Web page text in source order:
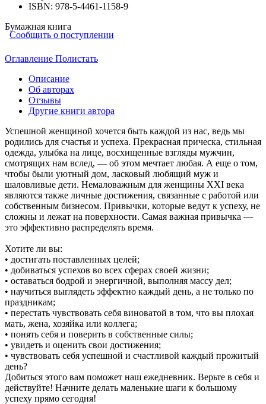
ISBN: 978-5-4461-1158-9
Бумажная книга
Сообщить о поступлении
Оглавление Полистать
Описание
Об авторах
Отзывы
Другие книги автора
Успешной женщиной хочется быть каждой из нас, ведь мы
родились для счастья и успеха. Прекрасная прическа, стильная
одежда, улыбка на лице, восхищенные взгляды мужчин,
смотрящих нам вслед, — об этом мечтает любая. А еще о том,
чтобы были уютный дом, ласковый любящий муж и
шаловливые дети. Немаловажным для женщины XXI века
являются также личные достижения, связанные с работой или
собственным бизнесом. Привычки, которые ведут к успеху, не
сложны и лежат на поверхности. Самая важная привычка —
это эффективно распределять время.
Хотите ли вы:
• достигать поставленных целей;
• добиваться успехов во всех сферах своей жизни;
• оставаться бодрой и энергичной, выполняя массу дел;
• научиться выглядеть эффектно каждый день, а не только по
праздникам;
• перестать чувствовать себя виноватой в том, что вы плохая
мать, жена, хозяйка или коллега;
• понять себя и поверить в собственные силы;
• увидеть и оценить свои достижения;
• чувствовать себя успешной и счастливой каждый прожитый
день?
Добиться этого вам поможет наш ежедневник. Верьте в себя и
действуйте! Начните делать маленькие шаги к большому
успеху прямо сегодня!